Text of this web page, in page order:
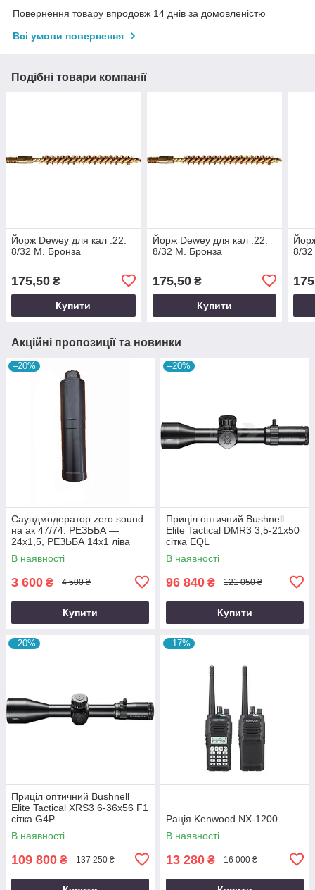
Повернення товару впродовж 14 днів за домовленістю
Всі умови повернення
Подібні товари компанії
Йорж Dewey для кал .22.
8/32 M. Бронза
175,50 ₴
Купити
Йорж Dewey для кал .22.
8/32 M. Бронза
175,50₴
Купити
8/32
Акційні пропозиції та новинки
–20%
Саундмодератор zero sound
на ак 47/74. РЕЗЬБА —
24х1,5, РЕЗЬБА 14х1 ліва
В наявності
3 600 ₴ 4 500 ₴
Купити
–20%
Приціл оптичний Bushnell
Elite Tactical DMR3 3,5-21x50
сітка EQL
В наявності
96 840 ₴ 121 050 ₴
Купити
–20%
Приціл оптичний Bushnell
Elite Tactical XRS3 6-36x56 F1
сітка G4P
В наявності
109 800 ₴ 137 250 ₴
–17%
Рація Kenwood NX-1200
В наявності
13 280 ₴ 16 000 ₴